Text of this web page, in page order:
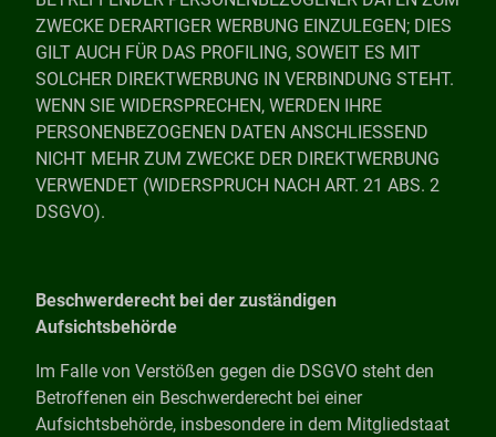
ZWECKE DERARTIGER WERBUNG EINZULEGEN; DIES
GILT AUCH FÜR DAS PROFILING, SOWEIT ES MIT
SOLCHER DIREKTWERBUNG IN VERBINDUNG STEHT.
WENN SIE WIDERSPRECHEN, WERDEN IHRE
PERSONENBEZOGENEN DATEN ANSCHLIESSEND
NICHT MEHR ZUM ZWECKE DER DIREKTWERBUNG
VERWENDET (WIDERSPRUCH NACH ART. 21 ABS. 2
DSGVO).
Beschwerderecht bei der zuständigen
Aufsichtsbehörde
Im Falle von Verstößen gegen die DSGVO steht den
Betroffenen ein Beschwerderecht bei einer
Aufsichtsbehörde, insbesondere in dem Mitgliedstaat